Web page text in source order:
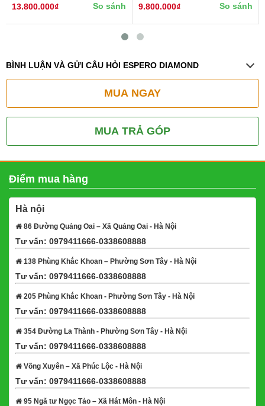
13.800.000₫
So sánh
9.800.000₫
So sánh
BÌNH LUẬN VÀ GỬI CÂU HỎI ESPERO DIAMOND
MUA NGAY
MUA TRẢ GÓP
Điểm mua hàng
Hà nội
86 Đường Quảng Oai – Xã Quảng Oai - Hà Nội
Tư vấn: 0979411666-0338608888
138 Phùng Khắc Khoan – Phường Sơn Tây - Hà Nội
Tư vấn: 0979411666-0338608888
205 Phùng Khắc Khoan - Phường Sơn Tây - Hà Nội
Tư vấn: 0979411666-0338608888
354 Đường La Thành - Phường Sơn Tây - Hà Nội
Tư vấn: 0979411666-0338608888
Võng Xuyên – Xã Phúc Lộc - Hà Nội
Tư vấn: 0979411666-0338608888
95 Ngã tư Ngọc Tảo – Xã Hát Môn - Hà Nội